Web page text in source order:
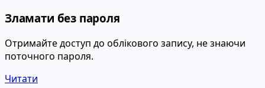
Зламати без пароля
Отримайте доступ до облікового запису, не знаючи
поточного пароля.
Читати